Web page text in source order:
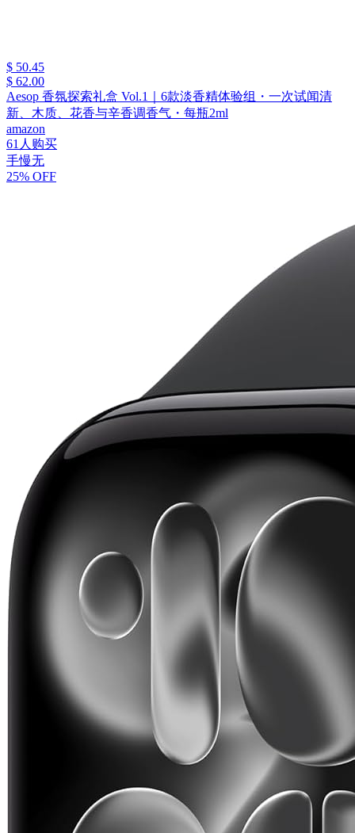
$ 50.45
$ 62.00
Aesop 香氛探索礼盒 Vol.1｜6款淡香精体验组・一次试闻清
新、木质、花香与辛香调香气・每瓶2ml
amazon
61人购买
手慢无
25% OFF